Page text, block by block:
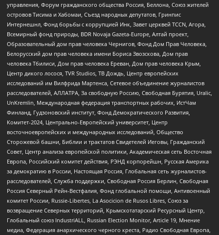
управления, Форум гражданского общества Россия, Беллона, Союз жителей
островов Тисима и Хабомаи, Съезд народных депутатов, Гринпис
Интернешнл, Фонд борьбы с коррупцией Инк, Завет церквей TCCN, Агора,
Всемирный фонд природы, BDR Novaja Gazeta-Europe, Алтай проект,
Образовательный дом прав человека Чернигов, Фонд Дом Прав Человека,
Белорусский дом прав человека имени Бориса Звозскова, Дом прав
человека Тбилиси, Дом прав человека Ереван, Дом прав человека Крым,
Центр дикого лосося, TVR Studios, ТВ Дождь, Центр европейских
исследований им Вилфрида Мартенса, Сетевое объединение журналистов
расследователей, АЛЛАТРА, За свободную Россию, Свободная Бурятия, Uralic,
UnKremlin, Международная федерация транспортных рабочих, ИстЧам
Финланд, Гудзоновский институт, Фонд Демократического Развития,
Комитет-2024, Центрально-Европейский университет, Центр
восточноевропейских и международных исследований, Общество
Сторожевой башни, Библии и трактатов Свидетелей Иеговы, Гражданский
Совет, Центр анализа европейской политики, Академическая сеть Восточная
Европа, Российский комитет действия, РЭНД корпорейшн, Русская Америка
за демократию в России, Настоящая Россия, Глобальная сеть журналистов-
расследователей, Служба поддержки, Свободная Россия Берлин, Свободная
Россия Северный Рейн-Вестфалия, Фонд глобальной помощи, Антивоенный
комитет России, Russie-Libertes, La Asocicion de Rusos Libres, Союз за
возвращение Северных территорий, Крымскотатарский Ресурсный Центр,
Глобальный союз IndustriALL, Russian Election Monitor, Article 19, Мнение
медиа, Федерация анархического черного креста, Радио Свободная Европа,